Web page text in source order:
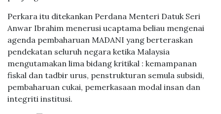
Perkara itu ditekankan Perdana Menteri Datuk Seri
Anwar Ibrahim menerusi ucaptama beliau mengenai
agenda pembaharuan MADANI yang berteraskan
pendekatan seluruh negara ketika Malaysia
mengutamakan lima bidang kritikal : kemampanan
fiskal dan tadbir urus, penstrukturan semula subsidi,
pembaharuan cukai, pemerkasaan modal insan dan
integriti institusi.